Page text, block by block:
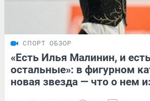
СПОРТ ОБЗОР
«Есть Илья Малинин, и
остальные»: в фигурном
новая звезда — что о нем